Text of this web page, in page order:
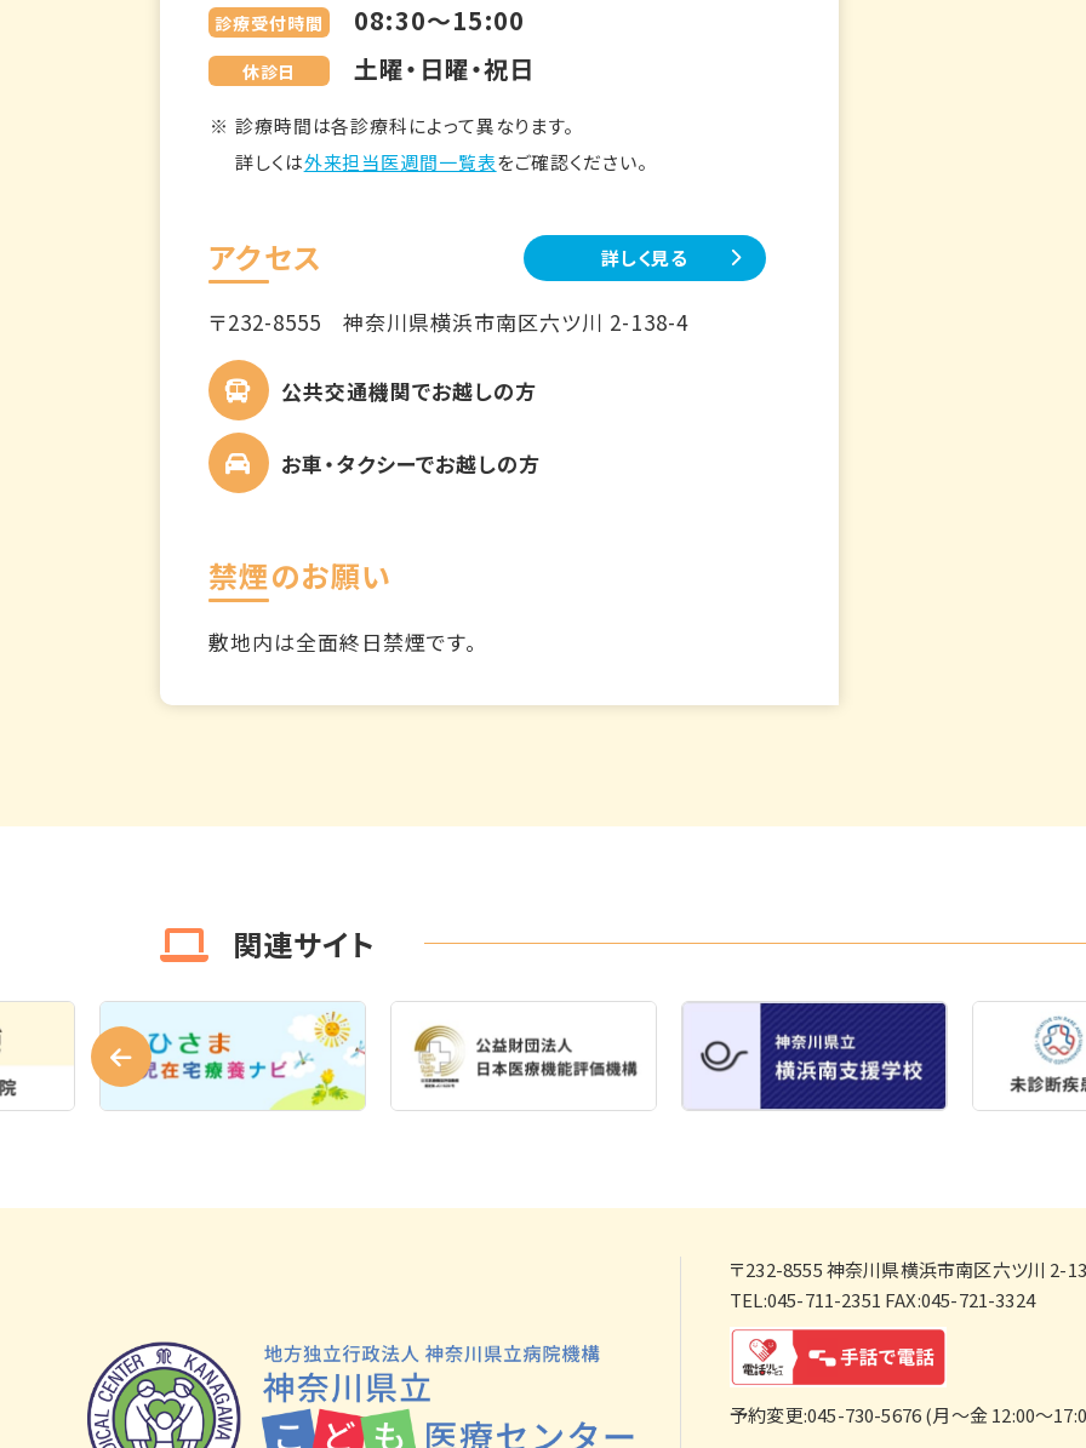
診療受付時間 08:30～15:00
休診日 土曜・日曜・祝日
診療時間は各診療科によって異なります。
詳しくは外来担当医週間一覧表をご確認ください。
アクセス 詳しく見る
〒232-8555神奈川県横浜市南区六ツ川 2-138-4
公共交通機関でお越しの方
お車・タクシーでお越しの方
禁煙のお願い
敷地内は全面終日禁煙です。
関連サイト
〒232-8555神奈川県横浜市南区六ツ川 2-
TEL:045-711-2351 FAX:045-721-3324
予約変更:045-730-5676 (月～金 12:00～